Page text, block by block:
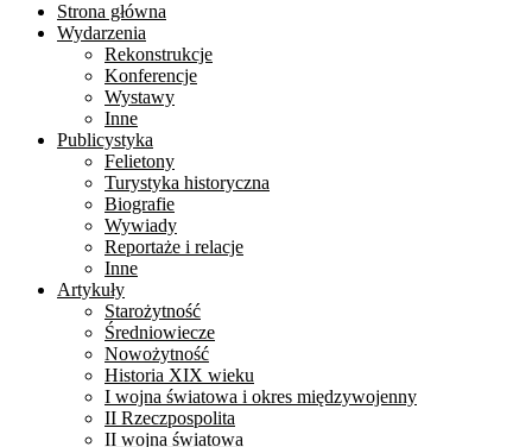
Strona główna
Wydarzenia
Rekonstrukcje
Konferencje
Wystawy
Inne
Publicystyka
Felietony
Turystyka historyczna
Biografie
Wywiady
Reportaże i relacje
Inne
Artykuły
Starożytność
Średniowiecze
Nowożytność
Historia XIX wieku
I wojna światowa i okres międzywojenny
II Rzeczpospolita
II wojna światowa